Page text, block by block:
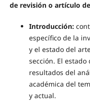
de revisión o artículo
Introducción:
específico de la
y el estado del
sección. El
resultados del
académica del
y actual.